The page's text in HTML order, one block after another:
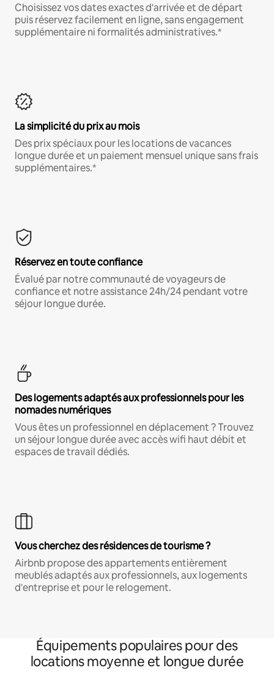
Choisissez vos dates exactes d'arrivée et de départ
puis réservez facilement en ligne, sans engagement
supplémentaire ni formalités administratives.*
La simplicité du prix au mois
Des prix spéciaux pour les locations de vacances
longue durée et un paiement mensuel unique sans frais
supplémentaires.*
Réservez en toute confiance
Évalué par notre communauté de voyageurs de
confiance et notre assistance 24h/24 pendant votre
séjour longue durée.
Des logements adaptés aux professionnels pour les
nomades numériques
Vous êtes un professionnel en déplacement ? Trouvez
un séjour longue durée avec accès wifi haut débit et
espaces de travail dédiés.
Vous cherchez des résidences de tourisme ?
Airbnb propose des appartements entièrement
meublés adaptés aux professionnels, aux logements
d'entreprise et pour le relogement.
Équipements populaires pour des
locations moyenne et longue durée